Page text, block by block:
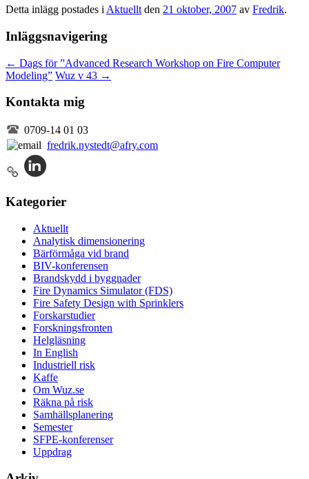
Detta inlägg postades i Aktuellt den 21 oktober, 2007 av Fredrik.
Inläggsnavigering
← Dags för ”Advanced Research Workshop on Fire Computer
Modeling” Wuz v 43 →
Kontakta mig
0709-14 01 03
fredrik.nystedt@afry.com
Kategorier
Aktuellt
Analytisk dimensionering
Bärförmåga vid brand
BIV-konferensen
Brandskydd i byggnader
Fire Dynamics Simulator (FDS)
Fire Safety Design with Sprinklers
Forskarstudier
Forskningsfronten
Helgläsning
In English
Industriell risk
Kaffe
Om Wuz.se
Räkna på risk
Samhällsplanering
Semester
SFPE-konferenser
Uppdrag